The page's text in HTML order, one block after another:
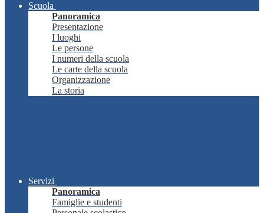
Scuola
Panoramica
Presentazione
I luoghi
Le persone
I numeri della scuola
Le carte della scuola
Organizzazione
La storia
Servizi
Panoramica
Famiglie e studenti